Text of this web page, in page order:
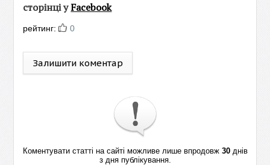
сторінці уFacebook
рейтинг: 0
Залишити коментар
Коментувати статті на сайті можливе лише впродовж 30днів
з дня публікування.